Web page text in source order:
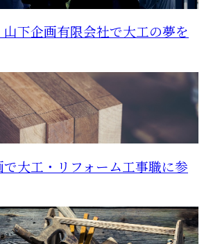
山下企画有限会社で大工の夢を
で大工・リフォーム工事職に参